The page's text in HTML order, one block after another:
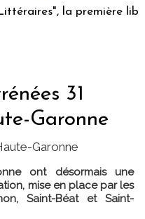
la première librairie
31
Garonne
Garonne
ont désormais une
mise en place par les
Saint-Béat et Saint-